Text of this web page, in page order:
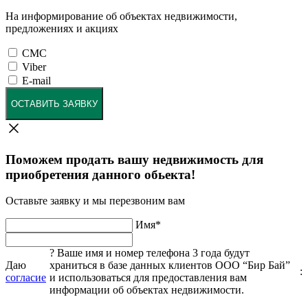
На информирование об объектах недвижимости,
предложениях и акциях
СМС
Viber
E-mail
ОСТАВИТЬ ЗАЯВКУ
Поможем продать вашу недвижимость для
приобретения данного обьекта!
Оставьте заявку и мы перезвоним вам
Имя*
Даю
согласие
? Ваше имя и номер телефона 3 года будут
храниться в базе данных клиентов ООО “Бир Бай”
и использоваться для предоставления вам
информации об объектах недвижимости.
: